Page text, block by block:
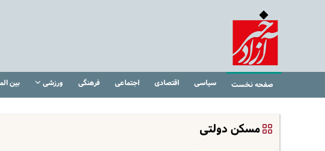
صفحه نخست سیاسی اقتصادی اجتماعی فرهنگی ورزشی بین
مسکن دولتی